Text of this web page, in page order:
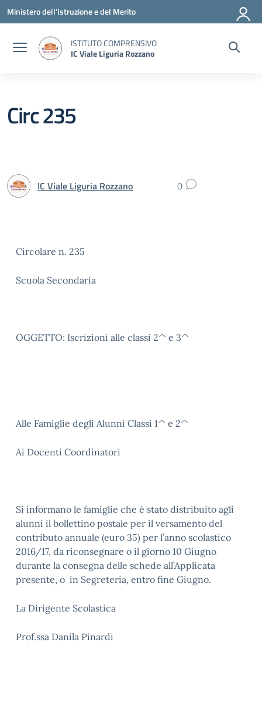
Vai ai contenuti
Vai al menu di navigazione
Vai al footer
Ministero dell'Istruzione e del Merito
ISTITUTO COMPRENSIVO
IC Viale Liguria Rozzano
Circ 235
IC Viale Liguria Rozzano 0
Circolare n. 235
Scuola Secondaria
OGGETTO: Iscrizioni alle classi 2^ e 3^
Alle Famiglie degli Alunni Classi 1^ e 2^
Ai Docenti Coordinatori
Si informano le famiglie che è stato distribuito agli
alunni il bollettino postale per il versamento del
contributo annuale (euro 35) per l’anno scolastico
2016/17, da riconsegnare o il giorno 10 Giugno
durante la consegna delle schede all’Applicata
presente, o in Segreteria, entro fine Giugno.
La Dirigente Scolastica
Prof.ssa Danila Pinardi